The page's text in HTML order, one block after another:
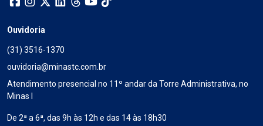
Ouvidoria
(31) 3516-1370
ouvidoria@minastc.com.br
Atendimento presencial no 11º andar da Torre Administrativa, no
Minas I
De 2ª a 6ª, das 9h às 12h e das 14 às 18h30